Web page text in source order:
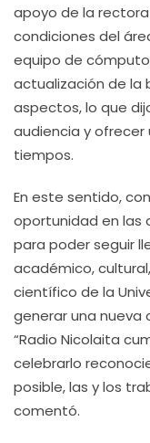
apoyo de la
condiciones del
equipo de
actualización de la
aspectos, lo que
audiencia y ofrecer
tiempos.
En este sentido,
oportunidad en las
para poder seguir
académico,
científico de la
generar una nueva
“Radio Nicolaita
celebrarlo
posible, las y los
comentó.